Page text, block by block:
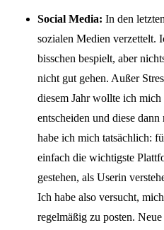
Social Media: In den
sozialen Medien verzettelt.
bisschen bespielt, aber
nicht gut gehen. Außer
diesem Jahr wollte ich
entscheiden und diese
habe ich mich tatsächlich:
einfach die wichtigste
gestehen, als Userin
Ich habe also versucht,
regelmäßig zu posten.